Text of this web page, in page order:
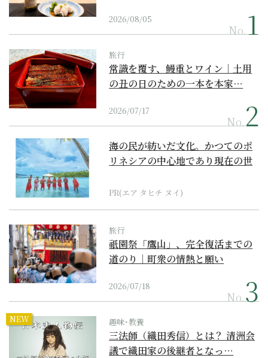
2026/08/05
No.
旅行
常識を覆す、鰻重とワイン｜土用
の丑の日のための一本を本家…
2026/07/17
No.
海の民が紡いだ文化。かつてのポ
リネシアの中心地であり現在の世
PR(エア タヒチ ヌイ)
旅行
祇園祭「鷹山」、完全復活までの
道のり｜町衆の情熱と願い
2026/07/18
No.
NEW 趣味･教養
三法師（織田秀信）とは？ 清洲会
議で織田家の後継者となっ…